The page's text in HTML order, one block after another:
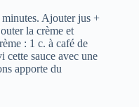
Ajouter jus +
la crème et
: 1 c. à café de
cette sauce avec une
apporte du